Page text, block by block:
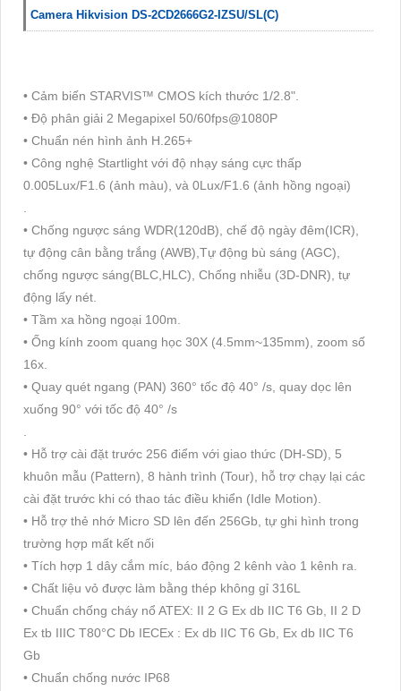
Camera Hikvision DS-2CD2666G2-IZSU/SL(C)
• Cảm biến STARVIS™ CMOS kích thước 1/2.8".
• Độ phân giải 2 Megapixel 50/60fps@1080P
• Chuẩn nén hình ảnh H.265+
• Công nghệ Startlight với độ nhạy sáng cực thấp
0.005Lux/F1.6 (ảnh màu), và 0Lux/F1.6 (ảnh hồng ngoại)
• Chống ngược sáng WDR(120dB), chế độ ngày đêm(ICR),
tự động cân bằng trắng (AWB),Tự động bù sáng (AGC),
chống ngược sáng(BLC,HLC), Chống nhiễu (3D-DNR), tự
động lấy nét.
• Tầm xa hồng ngoại 100m.
• Ống kính zoom quang học 30X (4.5mm~135mm), zoom số
16x.
• Quay quét ngang (PAN) 360° tốc độ 40° /s, quay dọc lên
xuống 90° với tốc độ 40° /s
• Hỗ trợ cài đặt trước 256 điểm với giao thức (DH-SD), 5
khuôn mẫu (Pattern), 8 hành trình (Tour), hỗ trợ chạy lại các
cài đặt trước khi có thao tác điều khiển (Idle Motion).
• Hỗ trợ thẻ nhớ Micro SD lên đến 256Gb, tự ghi hình trong
trường hợp mất kết nối
• Tích hợp 1 dây cắm míc, báo động 2 kênh vào 1 kênh ra.
• Chất liệu vỏ được làm bằng thép không gỉ 316L
• Chuẩn chống cháy nổ ATEX: II 2 G Ex db IIC T6 Gb, II 2 D
Ex tb IIIC T80°C Db IECEx : Ex db IIC T6 Gb, Ex db IIC T6
Gb
• Chuẩn chống nước IP68